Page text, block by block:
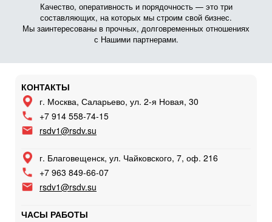
Качество, оперативность и порядочность — это три
составляющих, на которых мы строим свой бизнес.
Мы заинтересованы в прочных, долговременных отношениях
с Нашими партнерами.
КОНТАКТЫ
г. Москва, Саларьево, ул. 2-я Новая, 30
+7 914 558-74-15
rsdv1@rsdv.su
г. Благовещенск, ул. Чайковского, 7, оф. 216
+7 963 849-66-07
rsdv1@rsdv.su
ЧАСЫ РАБОТЫ